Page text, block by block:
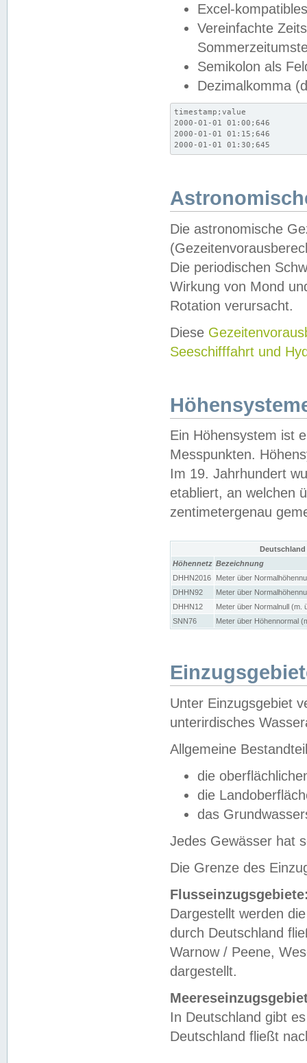
Excel-
Vereinfachte
Semikolon als
Dezimalkomma
timestamp;value
2000-01-01 01:00;646
2000-01-01 01:15;646
2000-01-01 01:30;645
Die astronomische
Die periodischen
Wirkung von Mond
Rotation verursacht.
Diese
Seeschifffahrt und
Ein Höhensystem ist
Messpunkten.
Im 19. Jahrhundert
etabliert, an welchen
zentimetergenau
Höhennetz Bezeichnung
DHHN2016
Meter über
DHHN92
Meter über
DHHN12
Meter über Normalnull (m.
SNN76
Meter über Höhennormal
Unter Einzugsgebiet
unterirdisches
Allgemeine
die
die
das
Jedes Gewässer hat
Die Grenze des
Dargestellt werden
durch Deutschland
Warnow / Peene,
dargestellt.
In Deutschland gibt
Deutschland fließt